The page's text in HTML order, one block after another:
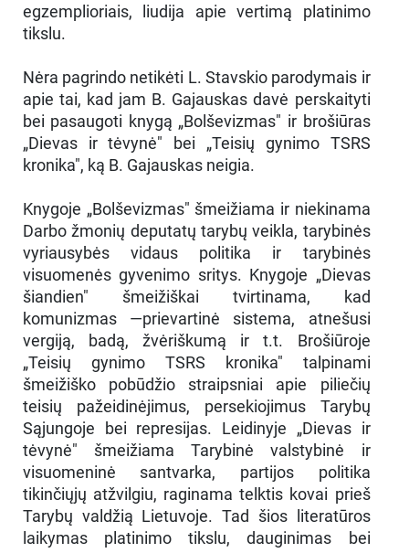
egzemplioriais, liudija apie vertimą platinimo
tikslu.
Nėra pagrindo netikėti L. Stavskio parodymais ir
apie tai, kad jam B. Gajauskas davė perskaityti
bei pasaugoti knygą „Bolševizmas" ir brošiūras
„Dievas ir tėvynė" bei „Teisių gynimo TSRS
kronika", ką B. Gajauskas neigia.
Knygoje „Bolševizmas" šmeižiama ir niekinama
Darbo žmonių deputatų tarybų veikla, tarybinės
vyriausybės vidaus politika ir tarybinės
visuomenės gyvenimo sritys. Knygoje „Dievas
šiandien" šmeižiškai tvirtinama, kad
komunizmas —prievartinė sistema, atnešusi
vergiją, badą, žvėriškumą ir t.t. Brošiūroje
„Teisių gynimo TSRS kronika" talpinami
šmeižiško pobūdžio straipsniai apie piliečių
teisių pažeidinėjimus, persekiojimus Tarybų
Sąjungoje bei represijas. Leidinyje „Dievas ir
tėvynė" šmeižiama Tarybinė valstybinė ir
visuomeninė santvarka, partijos politika
tikinčiųjų atžvilgiu, raginama telktis kovai prieš
Tarybų valdžią Lietuvoje. Tad šios literatūros
laikymas platinimo tikslu, dauginimas bei